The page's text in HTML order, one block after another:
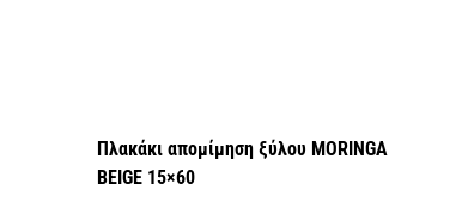
Πλακάκι απομίμηση ξύλου MORINGA
BEIGE 15×60